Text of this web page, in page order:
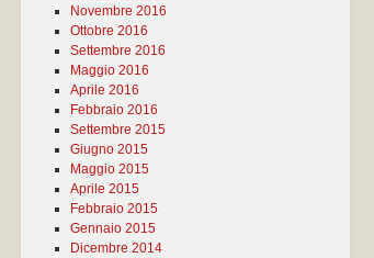
Novembre 2016
Ottobre 2016
Settembre 2016
Maggio 2016
Aprile 2016
Febbraio 2016
Settembre 2015
Giugno 2015
Maggio 2015
Aprile 2015
Febbraio 2015
Gennaio 2015
Dicembre 2014